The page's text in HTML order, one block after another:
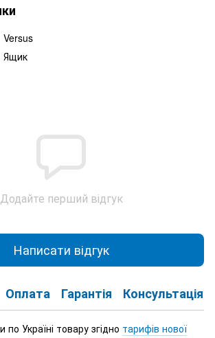
Versus
Ящик
Додайте перший відгук
Написати відгук
Оплата Гарантія Консультація
по Україні товару згідно тарифів нової